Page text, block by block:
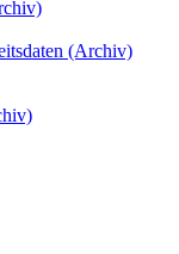
(Archiv)